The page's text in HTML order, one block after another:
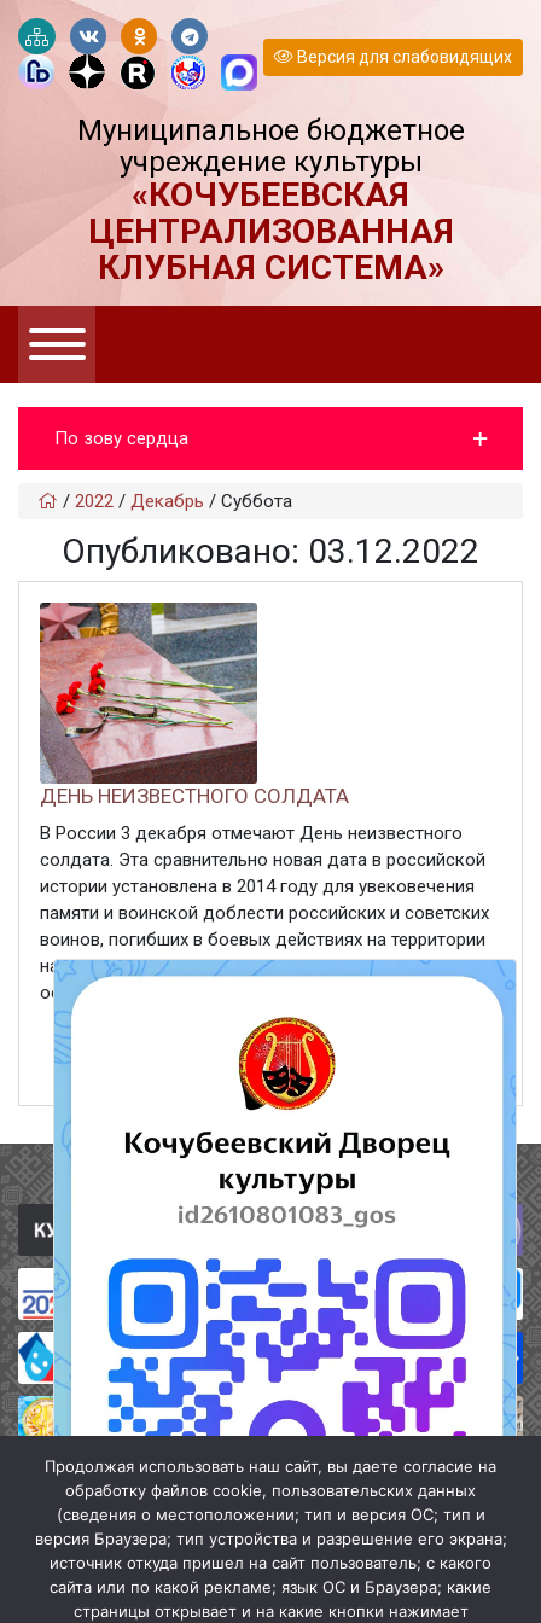
Версия для слабовидящих
Муниципальное бюджетное
учреждение культуры
«КОЧУБЕЕВСКАЯ
ЦЕНТРАЛИЗОВАННАЯ
КЛУБНАЯ СИСТЕМА»
По зову сердца
/ 2022 / Декабрь / Суббота
Опубликовано: 03.12.2022
ДЕНЬ НЕИЗВЕСТНОГО СОЛДАТА
В России 3 декабря отмечают День неизвестного
солдата. Эта сравнительно новая дата в российской
истории установлена в 2014 году для увековечения
памяти и воинской доблести российских и советских
воинов, погибших в боевых действиях на территории
нашей страны или за ее пределами, чьи имена
остались ...
Полезные ссылки
Продолжая использовать наш сайт, вы даете согласие на
обработку файлов cookie, пользовательских данных
(сведения о местоположении; тип и версия ОС; тип и
версия Браузера; тип устройства и разрешение его экрана;
источник откуда пришел на сайт пользователь; с какого
сайта или по какой рекламе; язык ОС и Браузера; какие
страницы открывает и на какие кнопки нажимает